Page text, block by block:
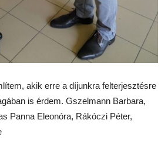
akik erre a díjunkra felterjesztésre
is érdem. Gszelmann Barbara,
Panna Eleonóra, Rákóczi Péter,